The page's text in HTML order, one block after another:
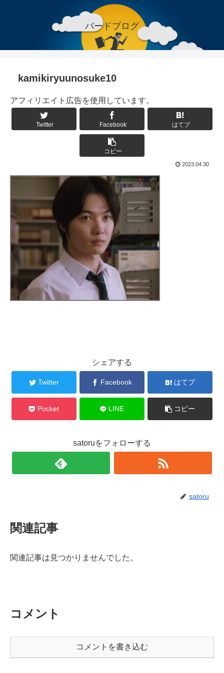
バードブログ
kamikiryuunosuke10
アフィリエイト広告を使用しています。
Twitter Facebook はてブ
コピー
2023.04.30
シェアする
Twitter Facebook はてブ
Pocket LINE コピー
satoruをフォローする
satoru
関連記事
関連記事は見つかりませんでした。
コメント
コメントを書き込む